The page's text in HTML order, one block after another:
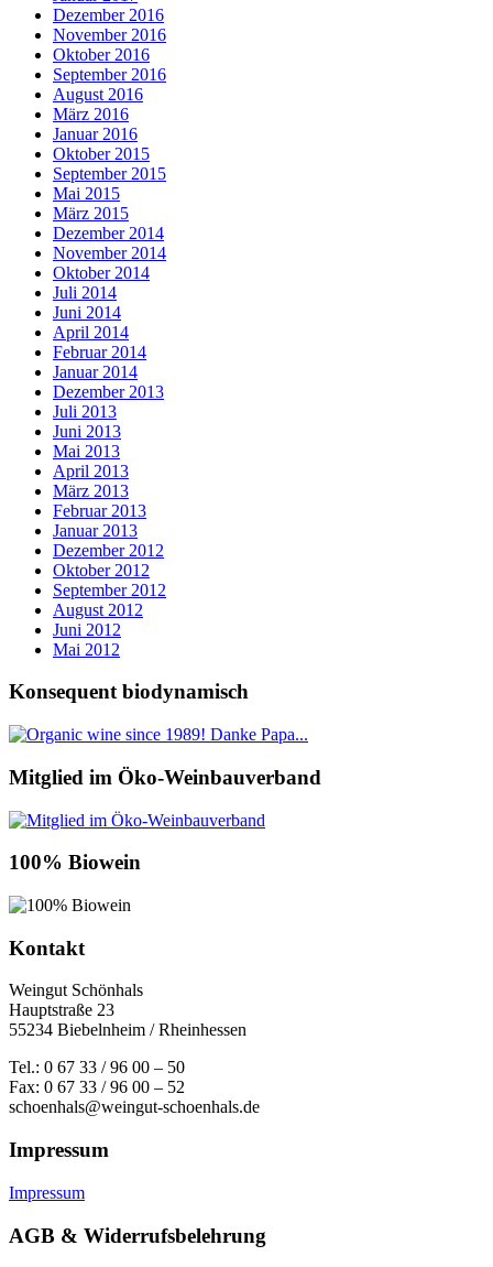
Dezember 2016
November 2016
Oktober 2016
September 2016
August 2016
März 2016
Januar 2016
Oktober 2015
September 2015
Mai 2015
März 2015
Dezember 2014
November 2014
Oktober 2014
Juli 2014
Juni 2014
April 2014
Februar 2014
Januar 2014
Dezember 2013
Juli 2013
Juni 2013
Mai 2013
April 2013
März 2013
Februar 2013
Januar 2013
Dezember 2012
Oktober 2012
September 2012
August 2012
Juni 2012
Mai 2012
Konsequent biodynamisch
Mitglied im Öko-Weinbauverband
100% Biowein
Kontakt
Weingut Schönhals
Hauptstraße 23
55234 Biebelnheim / Rheinhessen
Tel.: 0 67 33 / 96 00 – 50
Fax: 0 67 33 / 96 00 – 52
schoenhals@weingut-schoenhals.de
Impressum
Impressum
AGB & Widerrufsbelehrung